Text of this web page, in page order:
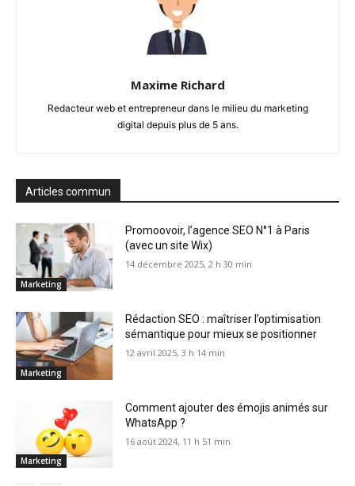
Maxime Richard
Redacteur web et entrepreneur dans le milieu du marketing
digital depuis plus de 5 ans.
Articles commun
Marketing
Promoovoir, l’agence SEO N°1 à Paris
(avec un site Wix)
14 décembre 2025, 2 h 30 min
Marketing
Rédaction SEO : maîtriser l’optimisation
sémantique pour mieux se positionner
12 avril 2025, 3 h 14 min
Marketing
Comment ajouter des émojis animés sur
WhatsApp ?
16 août 2024, 11 h 51 min